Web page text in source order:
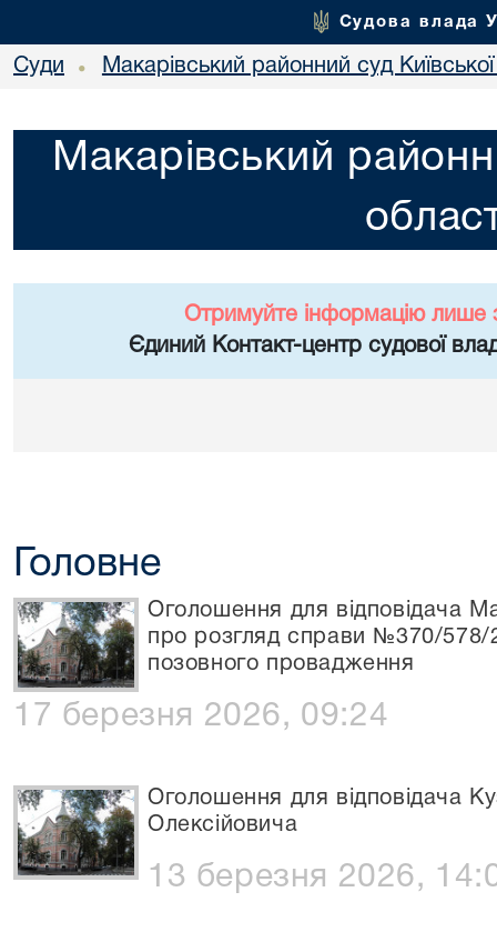
Судова влада
Суди • Макарівський районний суд Київської
Макарівський
Отримуйте інформацію лише
Єдиний Контакт-центр судової
Головне
Оголошення для відповідача
про розгляд справи №370/578/
позовного провадження
17 березня 2026, 09:24
Оголошення для відповідача
Олексійовича
13 березня 2026,